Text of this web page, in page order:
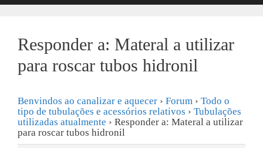
Responder a: Materal a utilizar
para roscar tubos hidronil
Benvindos ao canalizar e aquecer › Forum › Todo o
tipo de tubulações e acessórios relativos › Tubulações
utilizadas atualmente › Responder a: Materal a utilizar
para roscar tubos hidronil